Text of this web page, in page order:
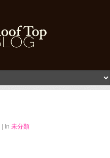
| In未分類